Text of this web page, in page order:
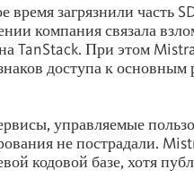
загрязнили часть
компания связала
TanStack. При этом
доступа к основным
управляемые
не пострадали.
кодовой базе, хотя